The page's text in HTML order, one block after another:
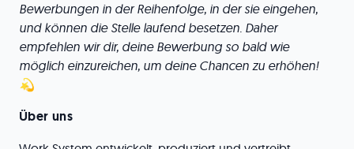
Bewerbungen in der Reihenfolge, in der sie eingehen,
und können die Stelle laufend besetzen. Daher
empfehlen wir dir, deine Bewerbung so bald wie
möglich einzureichen, um deine Chancen zu erhöhen!
💫
Über uns